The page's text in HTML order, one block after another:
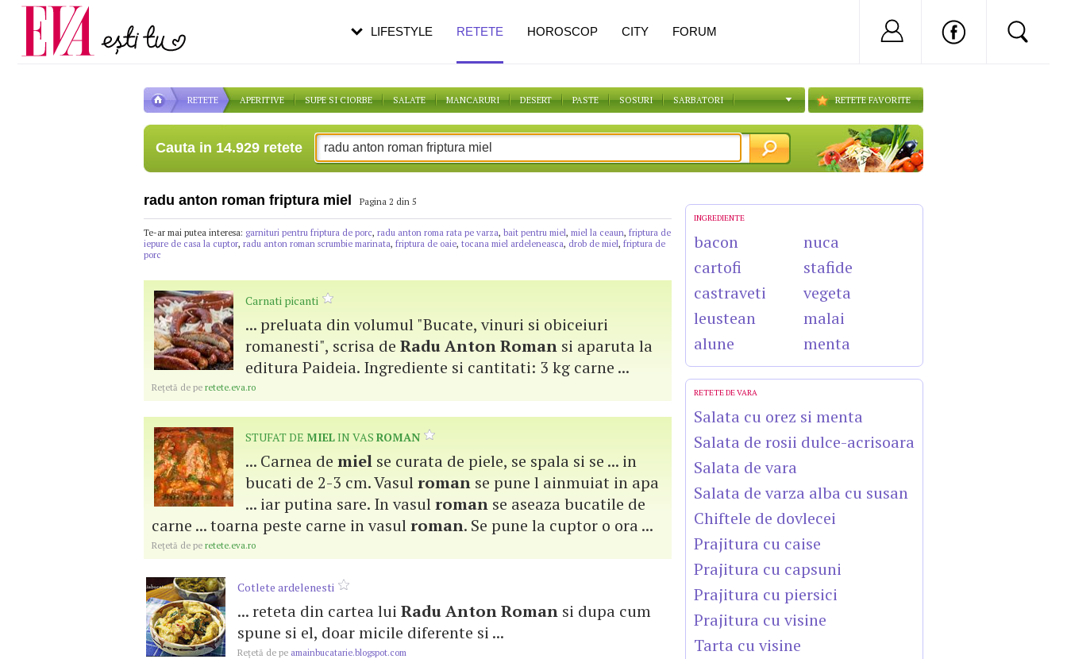
RETETE APERITIVE SUPE SI CIORBE SALATE MANCARURI DESERT PASTE SOSURI SARBATORI RETETE FAVORITE
Cauta in 14.929 retete
radu anton roman friptura miel Pagina 2 din 5
Te-ar mai putea interesa: garnituri pentru friptura de porc, radu anton roma rata pe varza, bait pentru miel, miel la ceaun, friptura de
iepure de casa la cuptor, radu anton roman scrumbie marinata, friptura de oaie, tocana miel ardeleneasca, drob de miel, friptura de
porc
Carnati picanti
... preluata din volumul "Bucate, vinuri si obiceiuri
romanesti", scrisa de RaduAntonRoman si aparuta la
editura Paideia. Ingrediente si cantitati: 3 kg carne ...
Reţetă de pe retete.eva.ro
STUFAT DE MIELIN VAS ROMAN
... Carnea de miel se curata de piele, se spala si se ... in
bucati de 2-3 cm. Vasulroman se pune l ainmuiat in apa
... iar putina sare. In vasulroman se aseaza bucatile de
carne ... toarna peste carne in vasulroman. Se pune la cuptor o ora ...
Reţetă de pe retete.eva.ro
Cotlete ardelenesti
... reteta din cartea lui RaduAntonRoman si dupa cum
spune si el, doar micile diferente si ...
Reţetă de pe amainbucatarie.blogspot.com
INGREDIENTE
bacon
cartofi
castraveti
leustean
alune
nuca
stafide
vegeta
malai
menta
RETETE DE VARA
Salata cu orez si menta
Salata de rosii dulce-acrisoara
Salata de vara
Salata de varza alba cu susan
Chiftele de dovlecei
Prajitura cu caise
Prajitura cu capsuni
Prajitura cu piersici
Prajitura cu visine
Tarta cu visine
LIFESTYLE RETETE HOROSCOP CITY FORUM Nu ai cont?
Carieră
Actualitate